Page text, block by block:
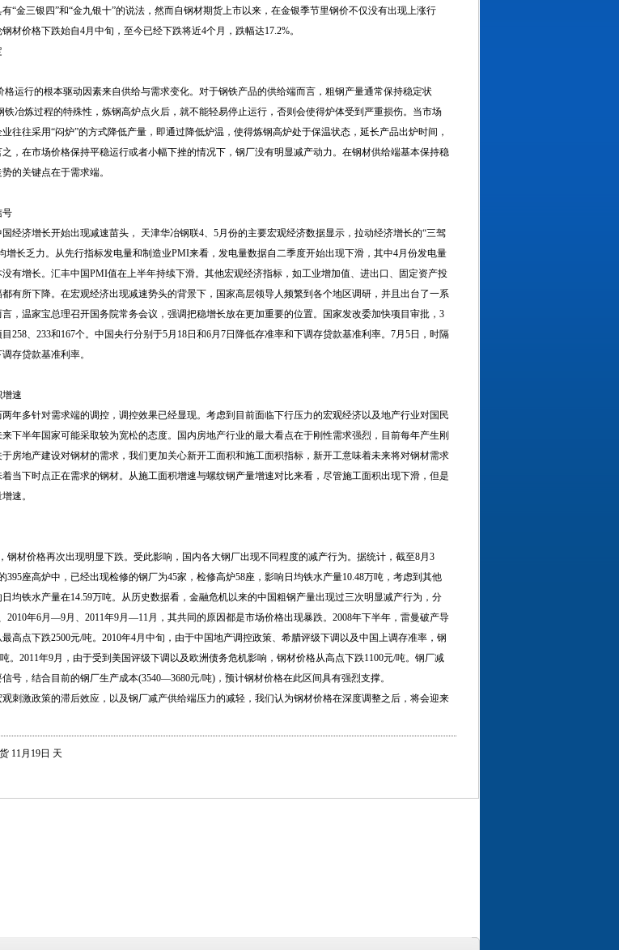
“金三银四”和“金九银十”的说法，然而自钢材期货上市以来，在金银季节里钢价不仅没有出现上涨行
材价格下跌始自4月中旬，至今已经下跌将近4个月，跌幅达17.2%。
行的根本驱动因素来自供给与需求变化。对于钢铁产品的供给端而言，粗钢产量通常保持稳定状
铁冶炼过程的特殊性，炼钢高炉点火后，就不能轻易停止运行，否则会使得炉体受到严重损伤。当市场
往往采用“闷炉”的方式降低产量，即通过降低炉温，使得炼钢高炉处于保温状态，延长产品出炉时间，
，在市场价格保持平稳运行或者小幅下挫的情况下，钢厂没有明显减产动力。在钢材供给端基本保持稳
的关键点在于需求端。
济增长开始出现减速苗头， 天津华冶钢联4、5月份的主要宏观经济数据显示，拉动经济增长的“三驾
增长乏力。从先行指标发电量和制造业PMI来看，发电量数据自二季度开始出现下滑，其中4月份发电量
有增长。汇丰中国PMI值在上半年持续下滑。其他宏观经济指标，如工业增加值、进出口、固定资产投
有所下降。在宏观经济出现减速势头的背景下，国家高层领导人频繁到各个地区调研，并且出台了一系
，温家宝总理召开国务院常务会议，强调把稳增长放在更加重要的位置。国家发改委加快项目审批，3
258、233和167个。中国央行分别于5月18日和6月7日降低存准率和下调存贷款基准利率。7月5日，时隔
存贷款基准利率。
速
多针对需求端的调控，调控效果已经显现。考虑到目前面临下行压力的宏观经济以及地产行业对国民
下半年国家可能采取较为宽松的态度。国内房地产行业的最大看点在于刚性需求强烈，目前每年产生刚
房地产建设对钢材的需求，我们更加关心新开工面积和施工面积指标，新开工意味着未来将对钢材需求
当下时点正在需求的钢材。从施工面积增速与螺纹钢产量增速对比来看，尽管施工面积出现下滑，但是
速。
材价格再次出现明显下跌。受此影响，国内各大钢厂出现不同程度的减产行为。据统计，截至8月3
395座高炉中，已经出现检修的钢厂为45家，检修高炉58座，影响日均铁水产量10.48万吨，考虑到其他
均铁水产量在14.59万吨。从历史数据看，金融危机以来的中国粗钢产量出现过三次明显减产行为，分
2010年6月—9月、 2011年9月—11月，其共同的原因都是市场价格出现暴跌。2008年下半年，雷曼破产导
高点下跌2500元/吨。2010年4月中旬，由于中国地产调控政策、希腊评级下调以及中国上调存准率，钢
。2011年9月，由于受到美国评级下调以及欧洲债务危机影响，钢材价格从高点下跌1100元/吨。钢厂减
号，结合目前的钢厂生产成本(3540—3680元/吨)，预计钢材价格在此区间具有强烈支撑。
激政策的滞后效应，以及钢厂减产供给端压力的减轻，我们认为钢材价格在深度调整之后，将会迎来
11月19日 天